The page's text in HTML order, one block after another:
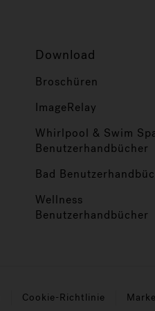
Download
Broschüren
ImageRelay
Whirlpool & Swim
Benutzerhandbücher
Bad
Wellness
Benutzerhandbücher
Cookie-Richtlinie Marke